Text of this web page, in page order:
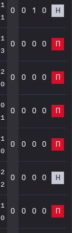
1
1
0 0 1 0 Н
1
3
0 0 0 0 П
2
0
0 0 0 0 П
0
1
0 0 0 0 П
1
0
0 0 0 0 П
2
2
0 0 0 0 Н
1
0
0 0 0 0 П